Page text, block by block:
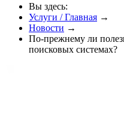
Вы здесь:
Услуги / Главная →
Новости →
По-прежнему ли
поисковых системах?